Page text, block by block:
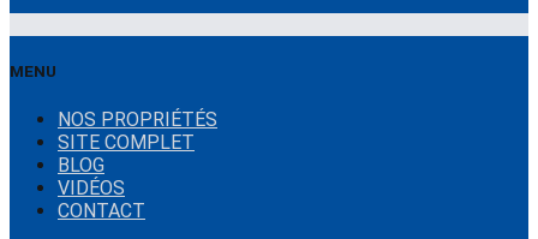
MENU
NOS PROPRIÉTÉS
SITE COMPLET
BLOG
VIDÉOS
CONTACT